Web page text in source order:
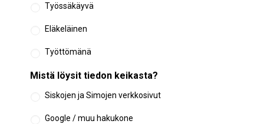
Työssäkäyvä
Eläkeläinen
Työttömänä
Mistä löysit tiedon keikasta?
Siskojen ja Simojen verkkosivut
Google / muu hakukone